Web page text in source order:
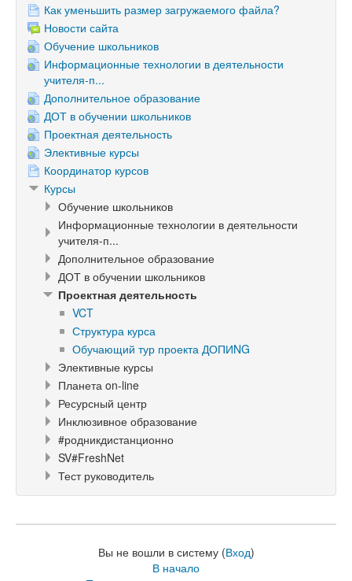
Как уменьшить размер загружаемого файла?
Новости сайта
Обучение школьников
Информационные технологии в деятельности
учителя-п...
Дополнительное образование
ДОТ в обучении школьников
Проектная деятельность
Элективные курсы
Координатор курсов
Курсы
Обучение школьников
Информационные технологии в деятельности
учителя-п...
Дополнительное образование
ДОТ в обучении школьников
Проектная деятельность
VCT
Структура курса
Обучающий тур проекта ДОПИNG
Элективные курсы
Планета on-line
Ресурсный центр
Инклюзивное образование
#родникдистанционно
SV#FreshNet
Тест руководитель
Вы не вошли в систему (Вход)
В начало